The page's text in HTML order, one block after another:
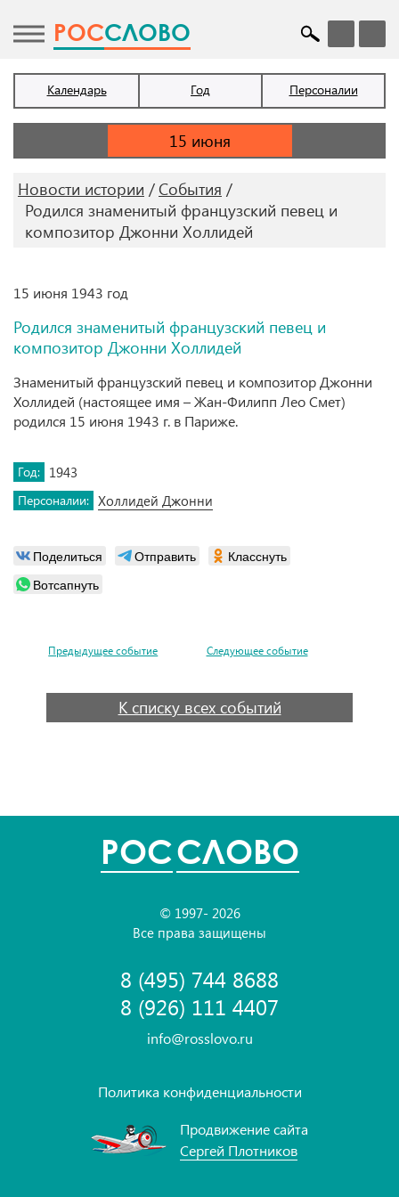
POCСЛОВО
Календарь Год Персоналии
Новости истории
События
Родился знаменитый французский певец и
композитор Джонни Холлидей
15 июня 1943 год
Родился знаменитый французский певец и
композитор Джонни Холлидей
Знаменитый французский певец и композитор Джонни
Холлидей (настоящее имя – Жан-Филипп Лео Смет)
родился 15 июня 1943 г. в Париже.
Год: 1943
Персоналии: Холлидей Джонни
Поделиться Отправить
Класснуть
Вотсапнуть
Предыдущее событие Следующее событие
К списку всех событий
POCСЛОВО
© 1997- 2026
Все права защищены
8 (495) 744 8688
8 (926) 111 4407
info@rosslovo.ru
Политика конфиденциальности
Продвижение сайта
Сергей Плотников